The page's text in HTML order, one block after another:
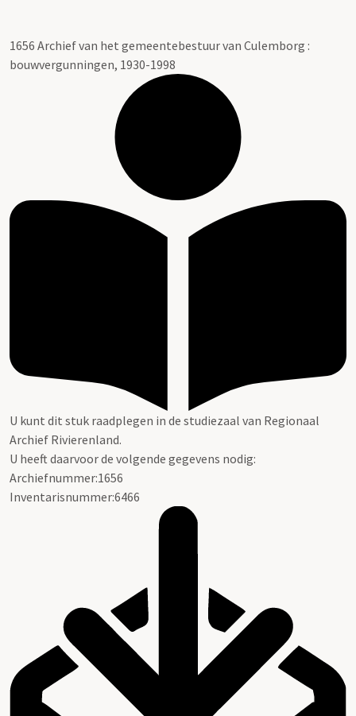
1656 Archief van het gemeentebestuur van Culemborg :
bouwvergunningen, 1930-1998
U kunt dit stuk raadplegen in de studiezaal van Regionaal
Archief Rivierenland.
U heeft daarvoor de volgende gegevens nodig:
Archiefnummer:1656
Inventarisnummer:6466